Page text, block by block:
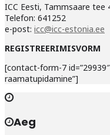
ICC Eesti, Tammsaare tee
Telefon: 641252
e-post: icc@icc-estonia.ee
REGISTREERIMISVORM
[contact-form-7
raamatupidamine”]
Aeg